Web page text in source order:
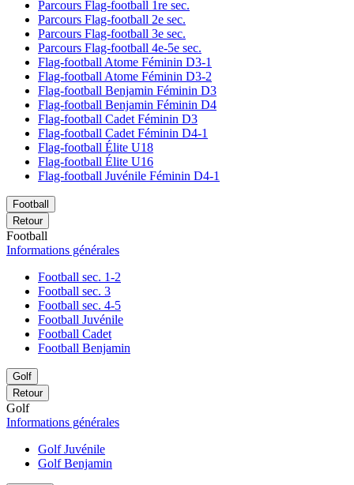
Parcours Flag-football 1re sec.
Parcours Flag-football 2e sec.
Parcours Flag-football 3e sec.
Parcours Flag-football 4e-5e sec.
Flag-football Atome Féminin D3-1
Flag-football Atome Féminin D3-2
Flag-football Benjamin Féminin D3
Flag-football Benjamin Féminin D4
Flag-football Cadet Féminin D3
Flag-football Cadet Féminin D4-1
Flag-football Élite U18
Flag-football Élite U16
Flag-football Juvénile Féminin D4-1
Football
Retour
Football
Informations générales
Football sec. 1-2
Football sec. 3
Football sec. 4-5
Football Juvénile
Football Cadet
Football Benjamin
Golf
Retour
Golf
Informations générales
Golf Juvénile
Golf Benjamin